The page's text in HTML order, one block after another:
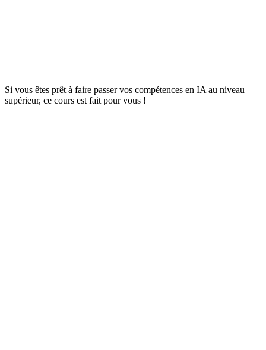
Si vous êtes prêt à faire passer vos compétences en IA au niveau
supérieur, ce cours est fait pour vous !